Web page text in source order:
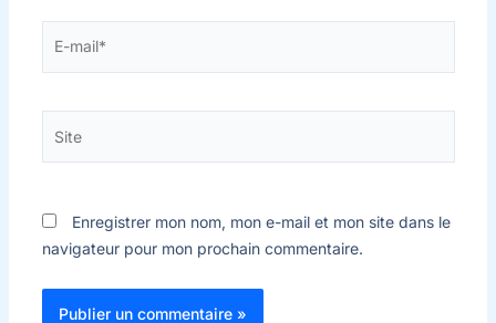
Enregistrer mon nom, mon e-mail et mon site dans le
navigateur pour mon prochain commentaire.